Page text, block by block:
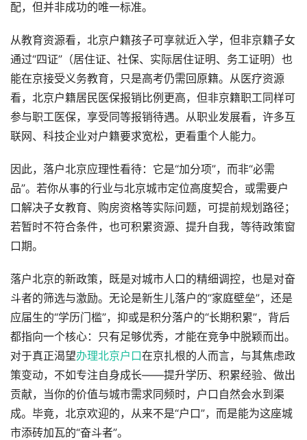
配，但并非成功的唯一标准。
从教育资源看，北京户籍孩子可享就近入学，但非京籍子女
通过“四证”（居住证、社保、实际居住证明、务工证明）也
能在京接受义务教育，只是高考仍需回原籍。从医疗资源
看，北京户籍居民医保报销比例更高，但非京籍职工同样可
参与职工医保，享受同等报销待遇。从职业发展看，许多互
联网、科技企业对户籍要求宽松，更看重个人能力。
因此，落户北京应理性看待：它是“加分项”，而非“必需
品”。若你从事的行业与北京城市定位高度契合，或需要户
口解决子女教育、购房资格等实际问题，可提前规划路径；
若暂时不符合条件，也可积累资源、提升自我，等待政策窗
口期。
落户北京的新政策，既是对城市人口的精细调控，也是对奋
斗者的筛选与激励。无论是新生儿落户的“家庭壁垒”，还是
应届生的“学历门槛”，抑或是积分落户的“长期积累”，背后
都指向一个核心：只有足够优秀，才能在竞争中脱颖而出。
对于真正渴望办理北京户口在京扎根的人而言，与其焦虑政
策变动，不如专注自身成长——提升学历、积累经验、做出
贡献，当你的价值与城市需求同频时，户口自然会水到渠
成。毕竟，北京欢迎的，从来不是“户口”，而是能为这座城
市添砖加瓦的“奋斗者”。